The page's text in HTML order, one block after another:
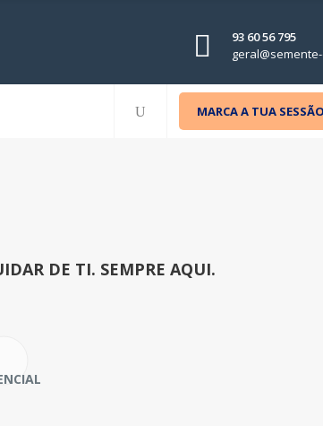
93 60 56 795
MARCA A TUA SESSÃO
DE TI. SEMPRE AQUI.